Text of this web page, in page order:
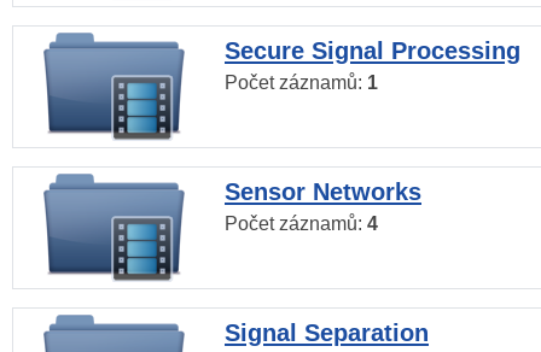
Secure Signal Processing
Počet záznamů: 1
Sensor Networks
Počet záznamů: 4
Signal Separation